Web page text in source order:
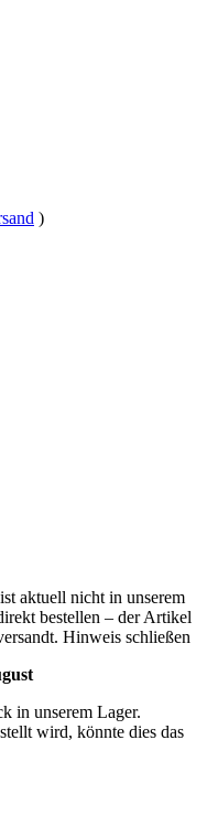
)
aktuell nicht in unserem
bestellen – der Artikel
Hinweis schließen
in unserem Lager.
wird, könnte dies das